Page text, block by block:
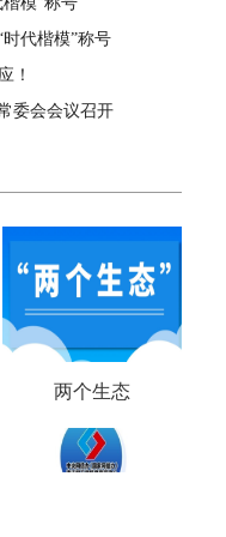
代楷模”称号
！
委会会议召开
两个生态